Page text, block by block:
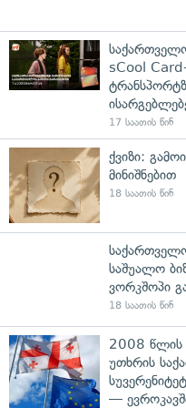
sCool
17 საათის წინ
ქვიზი:
მინიშნებით
18 საათის წინ
საშუალო
ვორკშოპი
18 საათის წინ
2008 წლის
უთხრის
—